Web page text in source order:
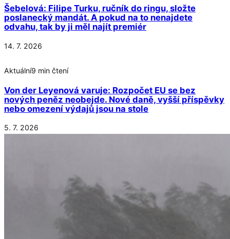
Šebelová: Filipe Turku, ručník do ringu, složte
poslanecký mandát. A pokud na to nenajdete
odvahu, tak by ji měl najít premiér
14. 7. 2026
Aktuální9 min čtení
Von der Leyenová varuje: Rozpočet EU se bez
nových peněz neobejde. Nové daně, vyšší příspěvky
nebo omezení výdajů jsou na stole
5. 7. 2026